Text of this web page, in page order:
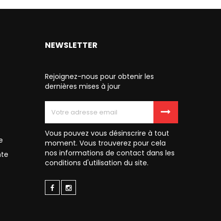
NEWSLETTER
Rejoignez-nous pour obtenir les
dernières mises à jour
Vous pouvez vous désinscrire à tout
moment. Vous trouverez pour cela
nos informations de contact dans les
conditions d'utilisation du site.